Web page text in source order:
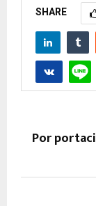
SHARE
Por